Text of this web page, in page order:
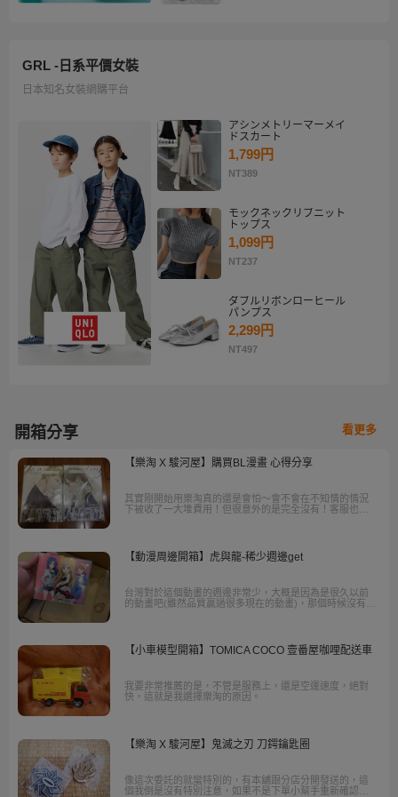
GRL -日系平價女裝
日本知名女裝網購平台
アシンメトリーマーメイ
ドスカート
1,799円
NT389
モックネックリブニット
トップス
1,099円
NT237
ダブルリボンローヒール
パンプス
2,299円
NT497
開箱分享 看更多
【樂淘 X 駿河屋】購買BL漫畫 心得分享
其實剛開始用樂淘真的還是會怕～會不會在不知情的情況
下被收了一大堆費用！但很意外的是完全沒有！客服也都
【動漫周邊開箱】虎與龍-稀少週邊get
台灣對於這個動畫的週邊非常少，大概是因為是很久以前
的動畫吧(雖然品質贏過很多現在的動畫)，那個時候沒有太
【小車模型開箱】TOMICA COCO 壹番屋咖哩配送車
我要非常推薦的是，不管是服務上，還是空運速度，絕對
快，這就是我選擇樂淘的原因。
【樂淘 X 駿河屋】鬼滅之刃 刀鍔鑰匙圈
像這次委託的就蠻特別的，有本舖跟分店分開發送的，這
個我倒是沒有特別注意，如果不是下單小幫手重新確認訂